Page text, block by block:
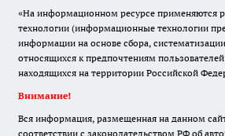
«На информационном ресурсе применяются
технологии (информационные технологии
информации на основе сбора,
относящихся к предпочтениям
находящихся на территории Российской
Внимание!
Вся информация, размещенная на данном
соответствии с законодательством РФ об